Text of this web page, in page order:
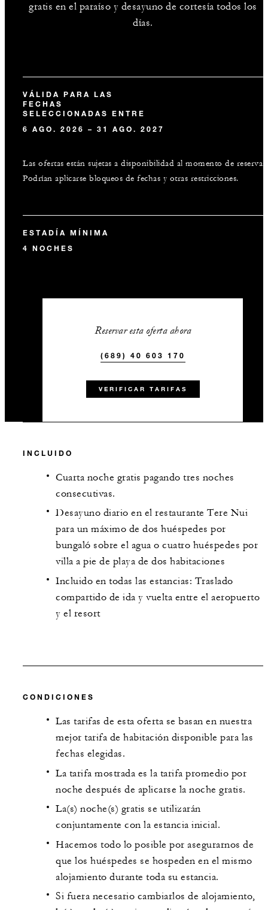
gratis en el paraíso y desayuno de cortesía todos los
días.
VÁLIDA PARA LAS
FECHAS
SELECCIONADAS ENTRE
6 AGO. 2026 – 31 AGO. 2027
Las ofertas están sujetas a disponibilidad al momento de reservar.
Podrían aplicarse bloqueos de fechas y otras restricciones.
ESTADÍA MÍNIMA
4 NOCHES
Reservar esta oferta ahora
(689) 40 603 170
VERIFICAR TARIFAS
INCLUIDO
Cuarta noche gratis pagando tres noches
consecutivas.
Desayuno diario en el restaurante Tere Nui
para un máximo de dos huéspedes por
bungaló sobre el agua o cuatro huéspedes por
villa a pie de playa de dos habitaciones
Incluido en todas las estancias: Traslado
compartido de ida y vuelta entre el aeropuerto
y el resort
CONDICIONES
Las tarifas de esta oferta se basan en nuestra
mejor tarifa de habitación disponible para las
fechas elegidas.
La tarifa mostrada es la tarifa promedio por
noche después de aplicarse la noche gratis.
La(s) noche(s) gratis se utilizarán
conjuntamente con la estancia inicial.
Hacemos todo lo posible por asegurarnos de
que los huéspedes se hospeden en el mismo
alojamiento durante toda su estancia.
Si fuera necesario cambiarlos de alojamiento,